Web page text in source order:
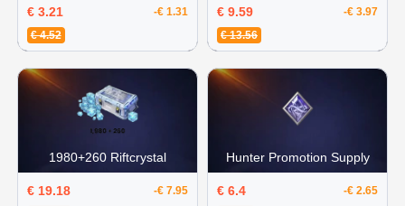
€ 3.21
-€ 1.31
€ 4.52
€ 9.59
-€ 3.97
€ 13.56
1980+260 Riftcrystal
€ 19.18
-€ 7.95
Hunter Promotion Supply
€ 6.4
-€ 2.65